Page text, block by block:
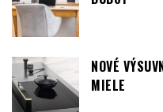
NOVÉ
MIELE